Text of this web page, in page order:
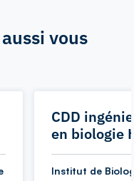
vous
CDD
en biologie
Institut de